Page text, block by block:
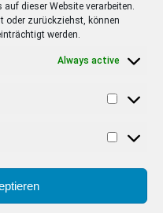
dieser Website verarbeiten.
oder zurückziehst, können
werden.
Always active
Moderatorin
Spaß?”